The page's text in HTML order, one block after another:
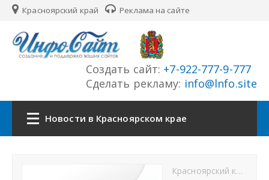
Красноярский край Реклама на сайте
Создать сайт: +7-922-777-9-777
Сделать рекламу: info@lnfo.site
Новости в Красноярском крае
Красноярский край новости